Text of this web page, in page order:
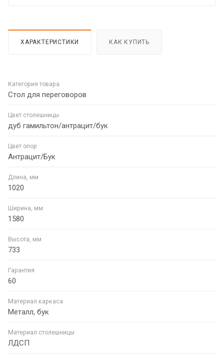
ХАРАКТЕРИСТИКИ КАК КУПИТЬ
Категория товара
Стол для переговоров
Цвет столешницы
дуб гамильтон/антрацит/бук
Цвет опор
Антрацит/Бук
Длина, мм
1020
Ширина, мм
1580
Высота, мм
733
Гарантия
60
Материал каркаса
Металл, бук
Материал столешницы
ЛДСП